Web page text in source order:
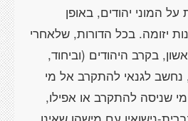
על המוני יהודים, באופן
יזומה. בכל הדורות, שלאחרי
בקרב היהודים (וביחוד,
נחשב לגנאי להתקרב אל מי
שניסה להתקרב או אפילו,